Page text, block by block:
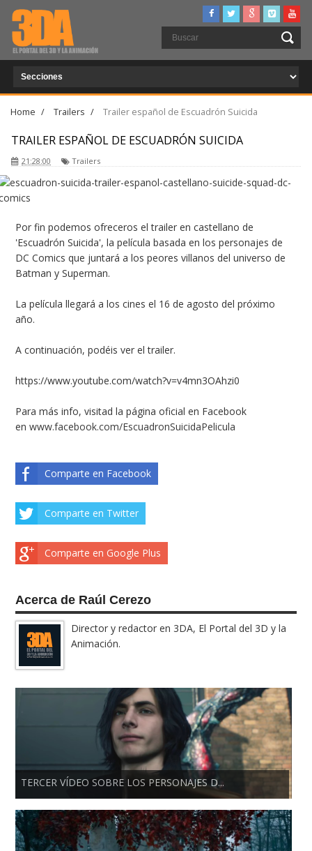
Home / Trailers / Trailer español de Escuadrón Suicida
TRAILER ESPAÑOL DE ESCUADRÓN SUICIDA
21:28:00 Trailers
Por fin podemos ofreceros el trailer en castellano de
'Escuadrón Suicida', la película basada en los personajes de
DC Comics que juntará a los peores villanos del universo de
Batman y Superman.
La película llegará a los cines el 16 de agosto del próximo
año.
A continuación, podéis ver el trailer.
https://www.youtube.com/watch?v=v4mn3OAhzi0
Para más info, visitad la página oficial en Facebook
enwww.facebook.com/EscuadronSuicidaPelicula
Comparte en Facebook
Comparte en Twitter
Comparte en Google Plus
Acerca de Raúl Cerezo
Director y redactor en 3DA, El Portal del 3D y la
Animación.
TERCER VÍDEO SOBRE LOS PERSONAJES D...